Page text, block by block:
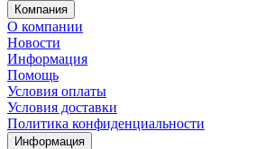
Компания
О компании
Новости
Информация
Помощь
Условия оплаты
Условия доставки
Политика конфиденциальности
Информация